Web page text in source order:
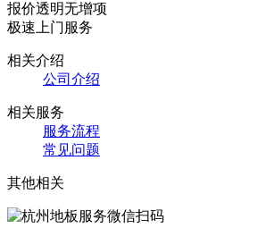
报价透明无增项
极速上门服务
相关介绍
公司介绍
相关服务
服务流程
常见问题
其他相关